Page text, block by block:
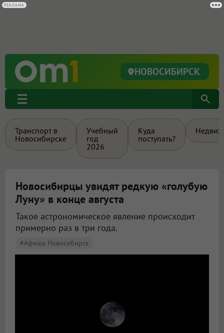
НОВОСИБИРСК
Транспорт в
Новосибирске
Учебный
год
2026
Куда
поступать?
Новосибирцы увидят редкую «голубую
Луну» в конце августа
Такое астрономическое явление происходит
примерно раз в три года.
#Афиша Новосибирск
РЕКЛАМА